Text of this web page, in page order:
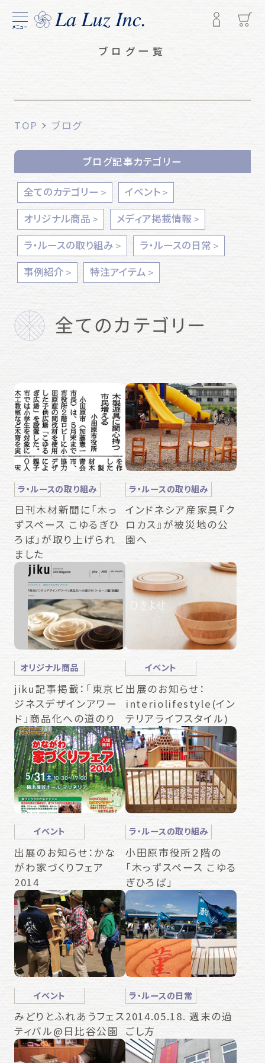
メニュー
ブログ一覧
TOP ブログ
ブログ記事カテゴリー
全てのカテゴリー
イベント
オリジナル商品
メディア掲載情報
ラ・ルースの取り組み
ラ・ルースの日常
事例紹介
特注アイテム
全てのカテゴリー
ラ・ルースの取り組み
日刊木材新聞に「木っ
ずスペース こゆるぎひ
ろば」が取り上げられ
ました
ラ・ルースの取り組み
インドネシア産家具『ク
ロカス』が被災地の公
園へ
オリジナル商品
jiku記事掲載：「東京ビ
ジネスデザインアワー
ド」商品化への道のり
イベント
出展のお知らせ：
interiolifestyle(イン
テリアライフスタイル)
イベント
出展のお知らせ：かな
がわ家づくりフェア
2014
ラ・ルースの取り組み
小田原市役所２階の
「木っずスペース こゆる
ぎひろば」
イベント
みどりとふれあうフェス
ティバル@日比谷公園
ラ・ルースの日常
2014.05.18. 週末の過
ごし方